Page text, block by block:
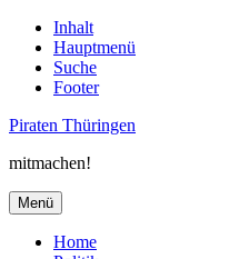
Inhalt
Hauptmenü
Suche
Footer
Piraten Thüringen
mitmachen!
Menü
Home